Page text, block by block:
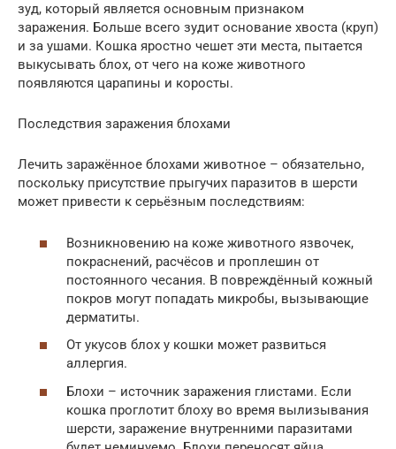
зуд, который является основным признаком
заражения. Больше всего зудит основание хвоста (круп)
и за ушами. Кошка яростно чешет эти места, пытается
выкусывать блох, от чего на коже животного
появляются царапины и коросты.
Последствия заражения блохами
Лечить заражённое блохами животное – обязательно,
поскольку присутствие прыгучих паразитов в шерсти
может привести к серьёзным последствиям:
Возникновению на коже животного язвочек,
покраснений, расчёсов и проплешин от
постоянного чесания. В повреждённый кожный
покров могут попадать микробы, вызывающие
дерматиты.
От укусов блох у кошки может развиться
аллергия.
Блохи – источник заражения глистами. Если
кошка проглотит блоху во время вылизывания
шерсти, заражение внутренними паразитами